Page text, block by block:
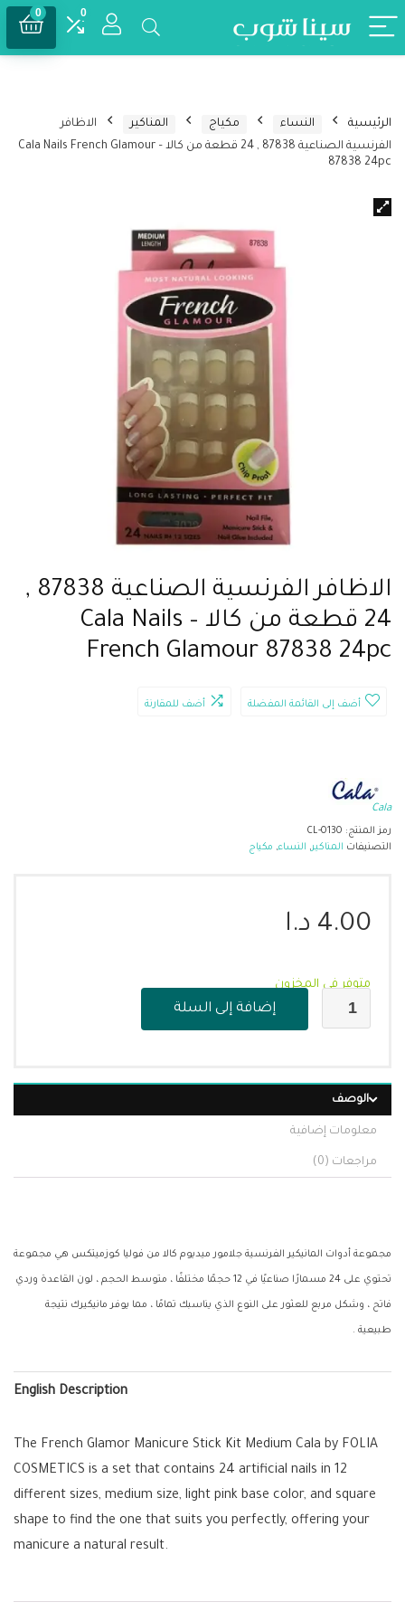
0
0
الرئيسية النساء مكياج المناكير
الاظافر
الفرنسية الصناعية 87838 , 24 قطعة من كالا – Cala Nails French Glamour
87838 24pc
الاظافر الفرنسية الصناعية 87838 ,
24 قطعة من كالا – Cala Nails
French Glamour 87838 24pc
أضف إلى القائمة المفضلة أضف للمقارنة
Cala
رمز المنتج: CL-0130
التصنيفات المناكير, النساء, مكياج
4.00 د.ا
متوفر في المخزون
إضافة إلى السلة
الوصف
معلومات إضافية
مراجعات (0)
مجموعة أدوات المانيكير الفرنسية جلامور ميديوم كالا من فوليا كوزميتكس هي مجموعة
تحتوي على 24 مسمارًا صناعيًا في 12 حجمًا مختلفًا ، متوسط الحجم ، لون القاعدة وردي
فاتح ، وشكل مربع للعثور على النوع الذي يناسبك تمامًا ، مما يوفر مانيكيرك نتيجة
طبيعية .
English Description
The French Glamor Manicure Stick Kit Medium Cala by FOLIA
COSMETICS is a set that contains 24 artificial nails in 12
different sizes, medium size, light pink base color, and square
shape to find the one that suits you perfectly, offering your
manicure a natural result.